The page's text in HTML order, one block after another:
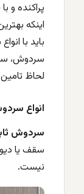
پراکنده و
اینکه
باید با
سردوش،
لحاظ
انواع
سردوش
سقف یا
نیست.